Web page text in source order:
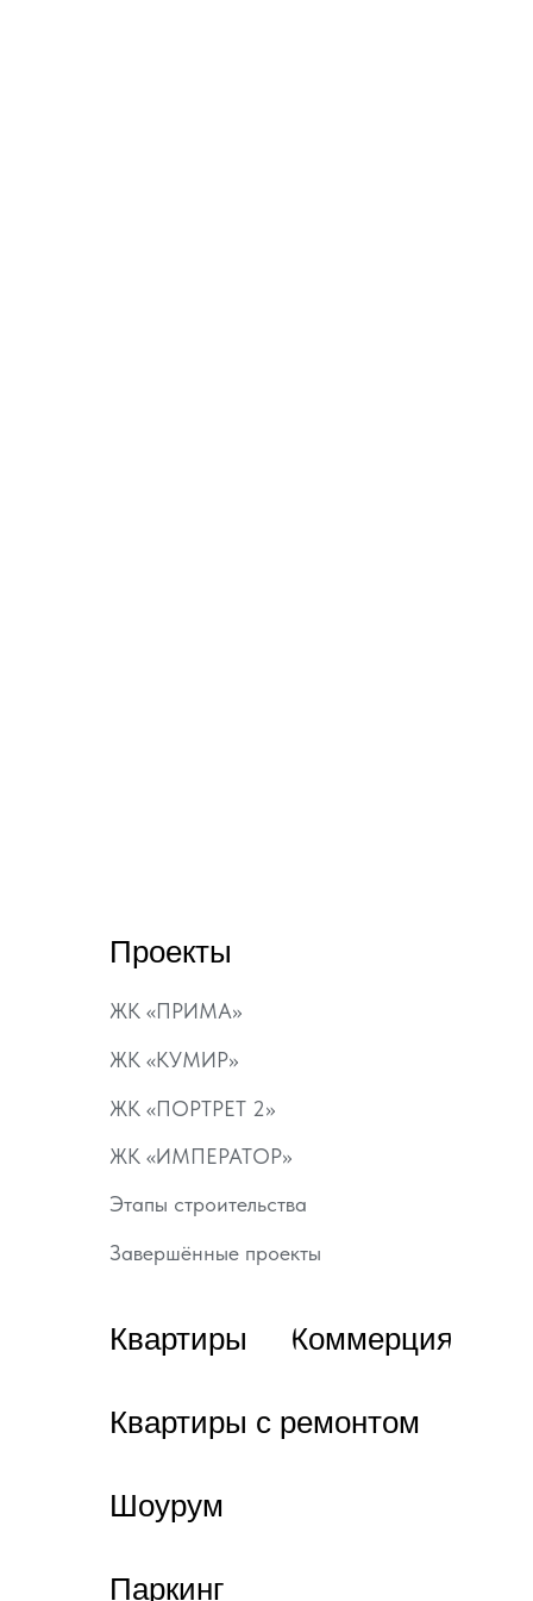
Проекты
Квартиры с ремонтом
Шоурум
Паркинг
Коммерция
Завершённые проекты
Этапы строительства
ЖК «КУМИР»
ЖК «ПОРТРЕТ 2»
ЖК «ИМПЕРАТОР»
ЖК «ПРИМА»
Квартиры